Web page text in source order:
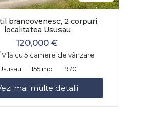
brancovenesc, 2 corpuri,
localitatea Ususau
120,000 €
Vilă cu 5 camere de vânzare
155 mp 1970
mai multe detalii